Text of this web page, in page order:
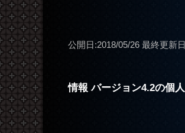
公開日:2018/05/26 最終更新
情報 バージョン4.2の個